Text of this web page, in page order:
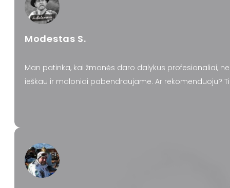
Modestas S.
Man patinka, kai žmonės daro dalykus profesionaliai,
ieškau ir maloniai pabendraujame. Ar rekomenduoju?